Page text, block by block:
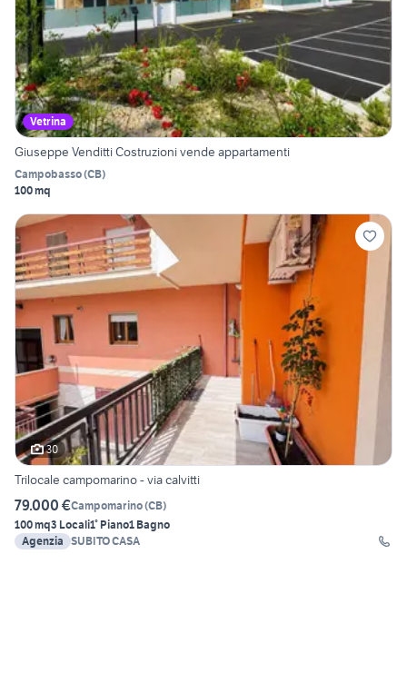
Vetrina
Giuseppe Venditti Costruzioni vende appartamenti
Campobasso(CB)
100 mq
30
Trilocale campomarino - via calvitti
79.000 €Campomarino(CB)
100 mq3 Locali1° Piano1 Bagno
Agenzia SUBITO CASA